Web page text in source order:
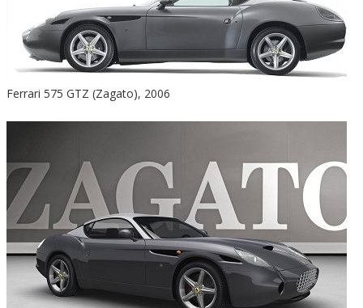
Ferrari 575 GTZ (Zagato), 2006